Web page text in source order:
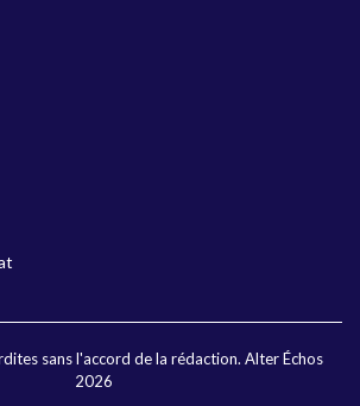
sans l'accord de la rédaction. Alter Échos
2026